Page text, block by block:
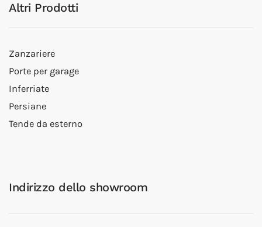
Altri Prodotti
Zanzariere
Porte per garage
Inferriate
Persiane
Tende da esterno
Indirizzo dello showroom